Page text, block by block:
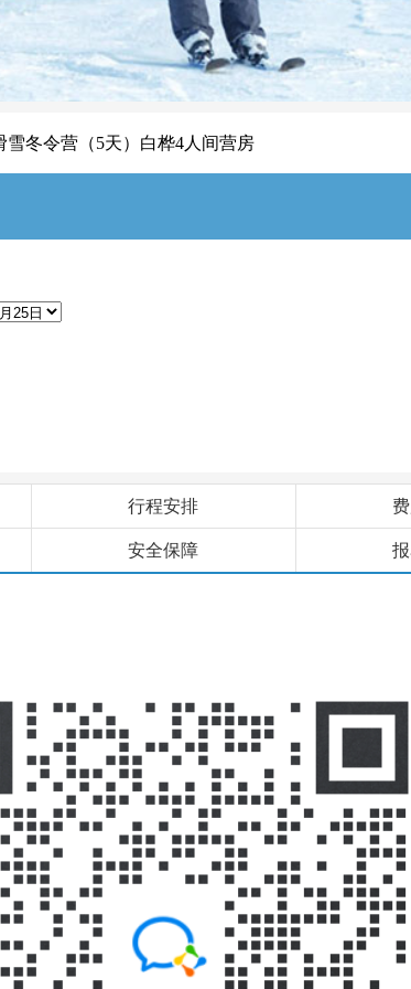
雪冬令营（5天）白桦4人间营房
行程安排
安全保障